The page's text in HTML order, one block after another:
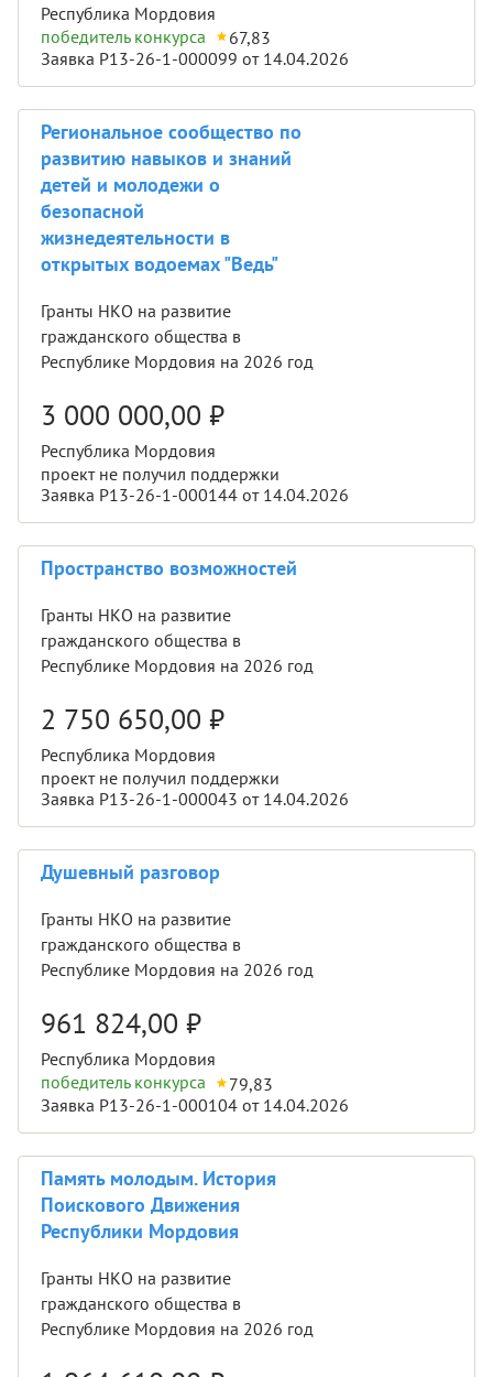
Республика Мордовия
победитель конкурса
67,83
Заявка Р13-26-1-000099 от 14.04.2026
Региональное сообщество по
развитию навыков и знаний
детей и молодежи о
безопасной
жизнедеятельности в
открытых водоемах "Ведь"
Гранты НКО на развитие
гражданского общества в
Республике Мордовия на 2026 год
3 000 000,00 ₽
Республика Мордовия
проект не получил поддержки
Заявка Р13-26-1-000144 от 14.04.2026
Пространство возможностей
Гранты НКО на развитие
гражданского общества в
Республике Мордовия на 2026 год
2 750 650,00 ₽
Республика Мордовия
проект не получил поддержки
Заявка Р13-26-1-000043 от 14.04.2026
Душевный разговор
Гранты НКО на развитие
гражданского общества в
Республике Мордовия на 2026 год
961 824,00 ₽
Республика Мордовия
победитель конкурса
79,83
Заявка Р13-26-1-000104 от 14.04.2026
Память молодым. История
Поискового Движения
Республики Мордовия
Гранты НКО на развитие
гражданского общества в
Республике Мордовия на 2026 год